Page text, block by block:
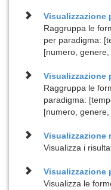
Visualizzazione
Raggruppa le
per paradigma:
[numero, genere,
Visualizzazione
Raggruppa le
paradigma:
[numero, genere,
Visualizzazione
Visualizza i
Visualizzazione
Visualizza le